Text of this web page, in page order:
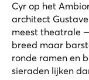
Cyr op het
architect
meest theatrale
breed maar
ronde ramen en
sieraden lijken